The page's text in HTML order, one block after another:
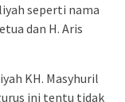
seperti nama
dan H. Aris
KH. Masyhuril
ini tentu tidak